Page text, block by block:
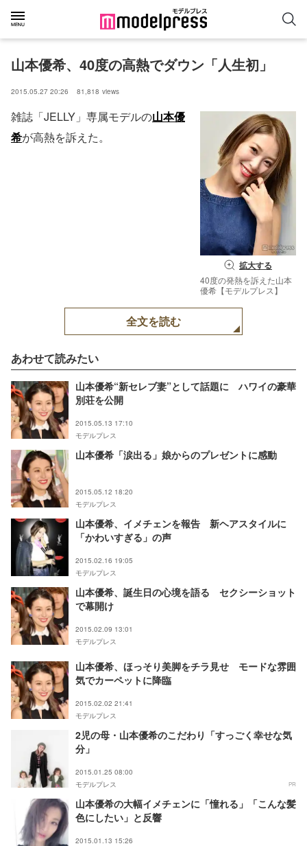
山本優希、40度の高熱でダウン「人生初」
2015.05.27 20:26 81,818 views
拡大する
40度の発熱を訴えた山本
優希【モデルプレス】
雑誌「JELLY」専属モデルの山本優
希が高熱を訴えた。
全文を読む
あわせて読みたい
山本優希“新セレブ妻”として話題に ハワイの豪華
別荘を公開
2015.05.13 17:10
モデルプレス
山本優希「涙出る」娘からのプレゼントに感動
2015.05.12 18:20
モデルプレス
山本優希、イメチェンを報告 新ヘアスタイルに
「かわいすぎる」の声
2015.02.16 19:05
モデルプレス
山本優希、誕生日の心境を語る セクシーショット
で幕開け
2015.02.09 13:01
モデルプレス
山本優希、ほっそり美脚をチラ見せ モードな雰囲
気でカーペットに降臨
2015.02.02 21:41
モデルプレス
2児の母・山本優希のこだわり「すっごく幸せな気
分」
2015.01.25 08:00
モデルプレス
PR
山本優希の大幅イメチェンに「憧れる」「こんな髪
色にしたい」と反響
2015.01.13 15:26